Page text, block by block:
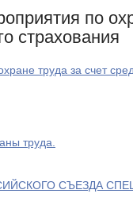
по
страхования
труда за счет
труда.
СЪЕЗДА